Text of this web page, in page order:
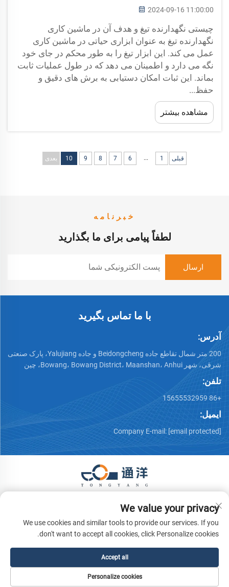
2024-09-16 11:00:00
چیستی نگهدارنده تیغ و هدف آن در ماشین کاری
نگهدارنده تیغ به عنوان ابزاری حیاتی در ماشین کاری
عمل می کند. این ابزار تیغ را به طور محکم در جای خود
نگه می دارد و اطمینان می دهد که در طول عملیات ثابت
بماند. این ثبات امکان دستیابی به برش های دقیق و
حفظ...
مشاهده بیشتر
قبلی 1
...
6
7
8
9
10 بعدی
خبرنامه
لطفاً پیامی برای ما بگذارید
با ما تماس بگیرید
آدرس:
200 متر شمال تقاطع جاده Beidongcheng و جاده Yalujiang، پارک صنعتی
شرقی، شهر Bowang، Bowang District، Maanshan، Anhui، چین
تلفن:
+86 15655532959
ایمیل:
Company E-mail: [email protected]
یانگ. تمامی حقوق محفوظ است.
We value your privacy
We use cookies and similar tools to provide our services. If you
don't want to accept all cookies, click Personalize cookies.
Personalize cookies
Accept all